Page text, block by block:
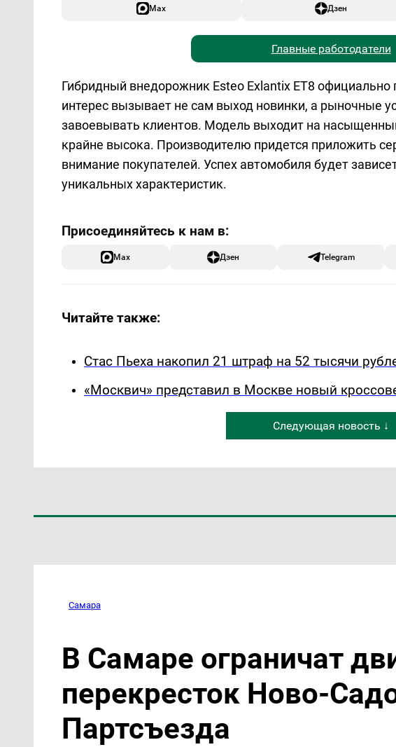
Max Дзен
Главные работодатели
Гибридный внедорожник Esteo Exlantix ET8
интерес вызывает не сам выход новинки, а рыночные
завоевывать клиентов. Модель выходит на
крайне высока. Производителю придется приложить
внимание покупателей. Успех автомобиля будет
уникальных характеристик.
Max Дзен Telegram
Читайте также:
Стас Пьеха накопил 21 штраф на 52 тысячи
«Москвич» представил в Москве новый
Следующая новость ↓
Самара
В Самаре ограничат
перекресток Ново-
Партсъезда